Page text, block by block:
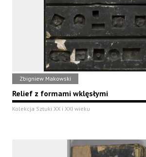
Zbigniew Makowski
Relief z formami wklęsłymi
Kolekcja Sztuki XX i XXI wieku